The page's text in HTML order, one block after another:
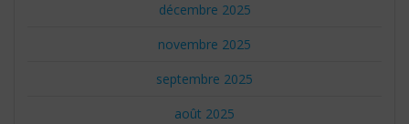
décembre 2025
novembre 2025
septembre 2025
août 2025